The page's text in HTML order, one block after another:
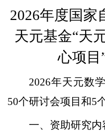
2026年度国家
天元基金“天
心项目
2026年天元数
50个研讨会项目和5
一、资助研究